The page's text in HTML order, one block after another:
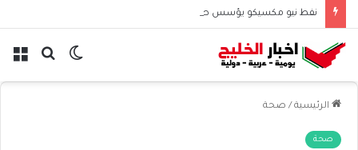
نفط نيو مكسيكو يؤسس صندوق 75 مليار دولار ويشعل جدل الإنفاق
بحث الوضع
الرئيسية / صحة
صحة